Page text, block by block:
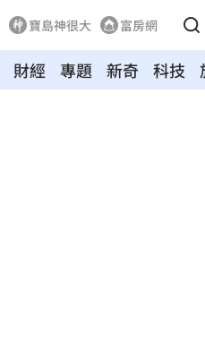
寶島神很大 富房網
財經 專題 新奇 科技